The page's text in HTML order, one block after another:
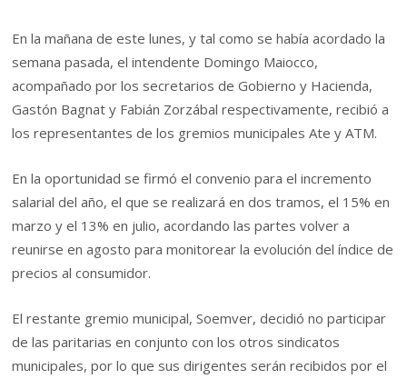
En la mañana de este lunes, y tal como se había acordado la
semana pasada, el intendente Domingo Maiocco,
acompañado por los secretarios de Gobierno y Hacienda,
Gastón Bagnat y Fabián Zorzábal respectivamente, recibió a
los representantes de los gremios municipales Ate y ATM.
En la oportunidad se firmó el convenio para el incremento
salarial del año, el que se realizará en dos tramos, el 15% en
marzo y el 13% en julio, acordando las partes volver a
reunirse en agosto para monitorear la evolución del índice de
precios al consumidor.
El restante gremio municipal, Soemver, decidió no participar
de las paritarias en conjunto con los otros sindicatos
municipales, por lo que sus dirigentes serán recibidos por el